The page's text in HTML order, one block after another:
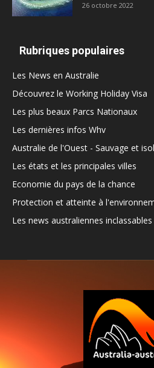
26 octobre 2022
Rubriques populaires
Les News en Australie
Découvrez le Working Holiday Visa
Les plus beaux Parcs Nationaux
Les dernières infos Whv
Australie de l'Ouest - Sauvage et
Les états et les principales villes
Economie du pays de la chance
Protection et atteinte à
Les news australiennes inclassables